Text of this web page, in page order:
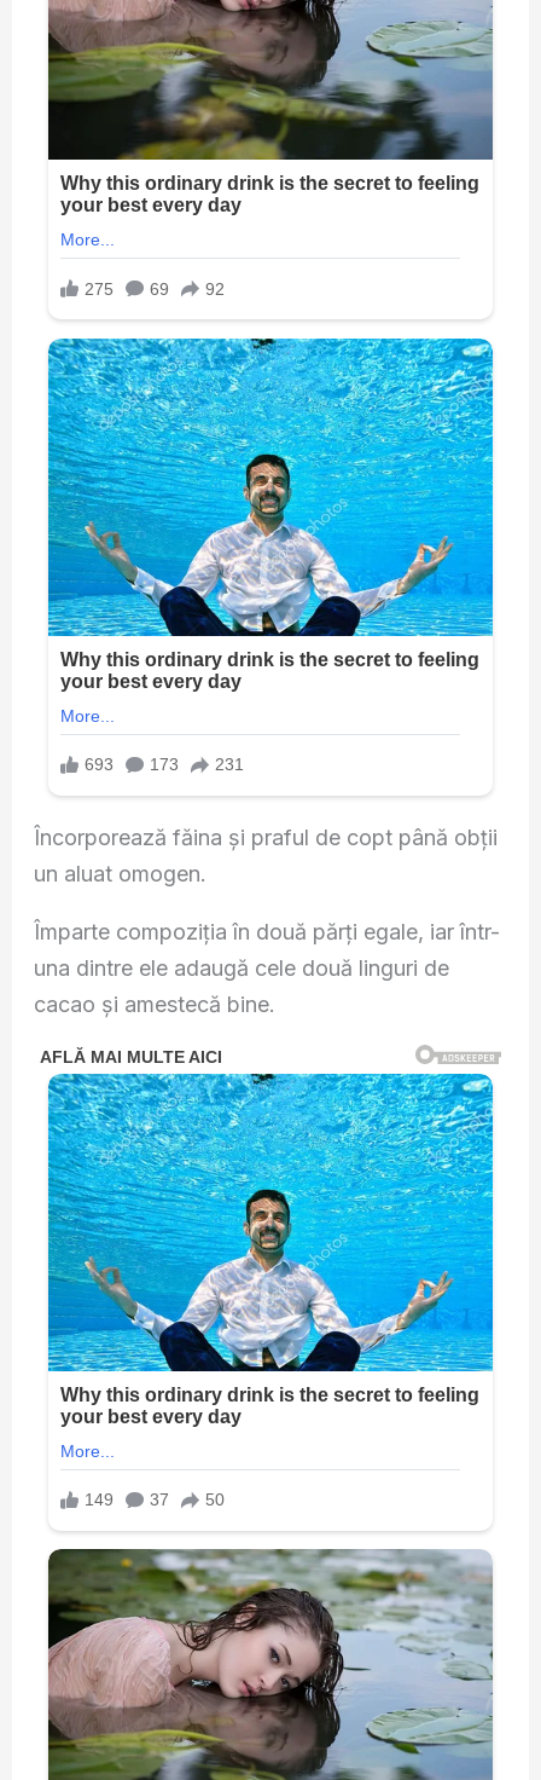
Încorporează făina și praful de copt până obții
un aluat omogen.
Împarte compoziția în două părți egale, iar într-
una dintre ele adaugă cele două linguri de
cacao și amestecă bine.